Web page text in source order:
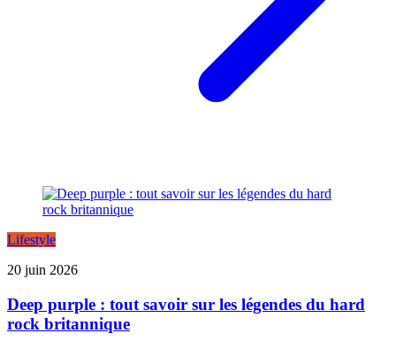
Lifestyle
20 juin 2026
Deep purple : tout savoir sur les légendes du hard
rock britannique